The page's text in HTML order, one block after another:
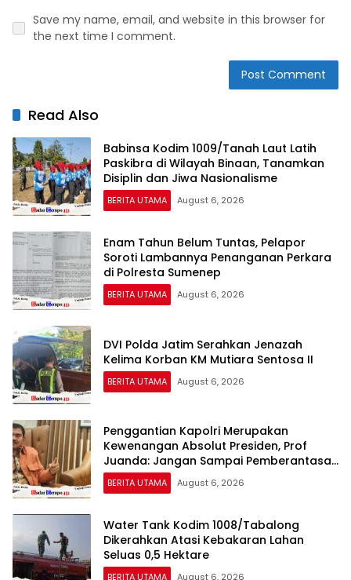
Save my name, email, and website in this browser for
the next time I comment.
Read Also
Babinsa Kodim 1009/Tanah Laut Latih
Paskibra di Wilayah Binaan, Tanamkan
Disiplin dan Jiwa Nasionalisme
BERITA UTAMA August 6, 2026
Enam Tahun Belum Tuntas, Pelapor
Soroti Lambannya Penanganan Perkara
di Polresta Sumenep
BERITA UTAMA August 6, 2026
DVI Polda Jatim Serahkan Jenazah
Kelima Korban KM Mutiara Sentosa II
BERITA UTAMA August 6, 2026
Penggantian Kapolri Merupakan
Kewenangan Absolut Presiden, Prof
Juanda: Jangan Sampai Pemberantasan
Korupsi Justru Melemah
BERITA UTAMA August 6, 2026
Water Tank Kodim 1008/Tabalong
Dikerahkan Atasi Kebakaran Lahan
Seluas 0,5 Hektare
BERITA UTAMA August 6, 2026